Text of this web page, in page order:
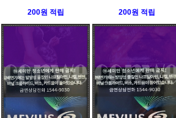
200원 적립 200원 적립